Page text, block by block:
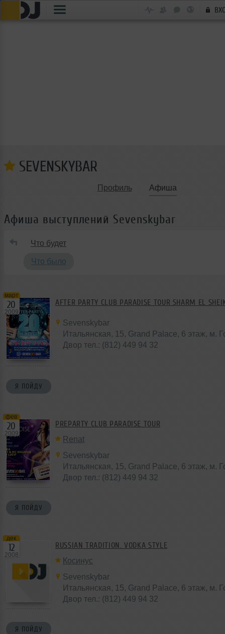
SEVENSKYBAR
Профиль Афиша
Афиша выступлений Sevenskybar
Что будет
Что было
март
20
2009
Я ПОЙДУ
AFTER PARTY CLUB PARADISE TOUR SHARM EL
Sevenskybar
Итальянская, 15, Grand Palace, 6 этаж, м.
Двор тел.: (812) 449 94 32
фев
20
2009
Я ПОЙДУ
PREPARTY CLUB PARADISE TOUR
Renat
Sevenskybar
Итальянская, 15, Grand Palace, 6 этаж, м.
Двор тел.: (812) 449 94 32
дек
12
2008
Я ПОЙДУ
RUSSIAN TRADITION. VODKA STYLE
Косинус
Sevenskybar
Итальянская, 15, Grand Palace, 6 этаж, м.
Двор тел.: (812) 449 94 32